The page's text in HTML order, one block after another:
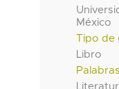
México
Tipo de
Libro